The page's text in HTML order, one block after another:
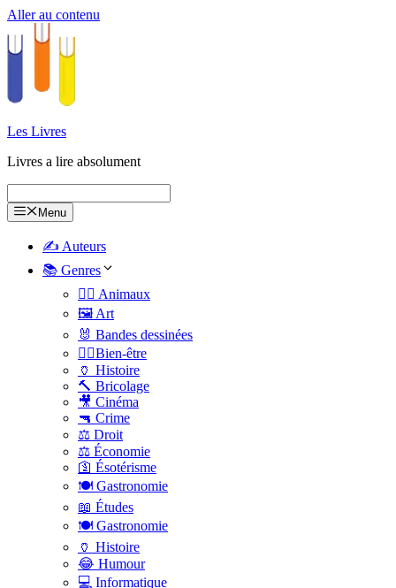
Aller au contenu
Les Livres
Livres a lire absolument
Menu
✍️ Auteurs
📚 Genres
🐕‍🦺 Animaux
🖼️ Art
🐰 Bandes dessinées
🧑‍⚕️Bien-être
🏺 Histoire
🔨 Bricolage
🎥 Cinéma
🔫 Crime
⚖️ Droit
⚖️ Économie
🛐 Ésotérisme
🍽️ Gastronomie
📖 Études
🍽️ Gastronomie
🏺 Histoire
😂 Humour
💻 Informatique